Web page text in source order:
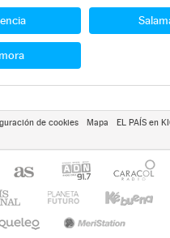
de cookies Mapa
EL PAÍS en